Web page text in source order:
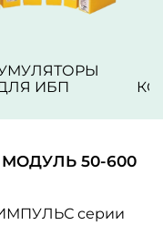
ИБП
50-600
серии